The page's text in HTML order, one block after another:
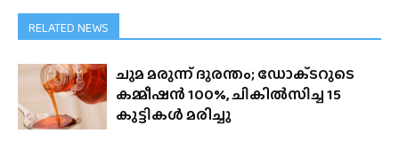
RELATED NEWS
ചുമ മരുന്ന് ദുരന്തം; ഡോക്‌ടറുടെ
കമ്മീഷൻ 100%, ചികിൽസിച്ച 15
കുട്ടികൾ മരിച്ചു